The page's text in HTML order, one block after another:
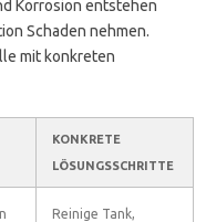
Korrosion entstehen
Schaden nehmen.
mit konkreten
KONKRETE
LÖSUNGSSCHRITTE
Reinige Tank,